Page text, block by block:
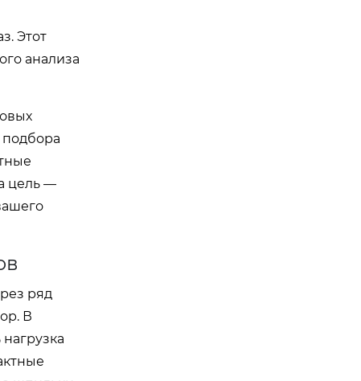
Этот
анализа
цель —
ряд
В